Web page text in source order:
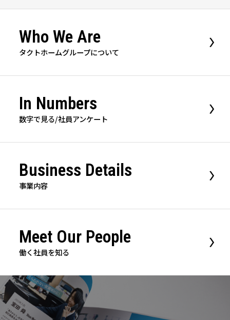
Who We Are
タクトホームグループについて
In Numbers
数字で見る/社員アンケート
Business Details
事業内容
Meet Our People
働く社員を知る